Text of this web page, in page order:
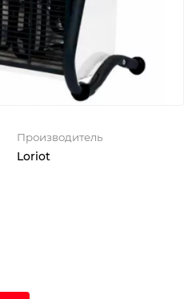
Производитель
Loriot